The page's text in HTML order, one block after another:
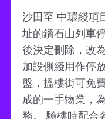
沙田至 中環綫項
址的鑽石山列車
後決定刪除，改
加設側綫用作停
盤，搵樓街可免
成的一手物業，
務。 驗樓時配合